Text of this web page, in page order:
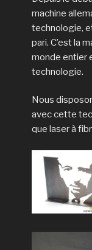
machine
technologie,
pari. C’est la
monde entier
technologie.
Nous
avec cette
que laser à